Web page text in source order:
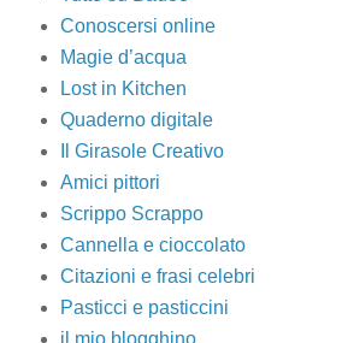
Conoscersi online
Magie d’acqua
Lost in Kitchen
Quaderno digitale
Il Girasole Creativo
Amici pittori
Scrippo Scrappo
Cannella e cioccolato
Citazioni e frasi celebri
Pasticci e pasticcini
il mio blogghino